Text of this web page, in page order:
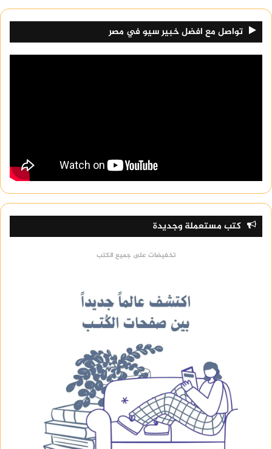
تواصل مع افضل خبير سيو في مصر
كتب مستعملة وجديدة
تخفيضات على جميع الكتب